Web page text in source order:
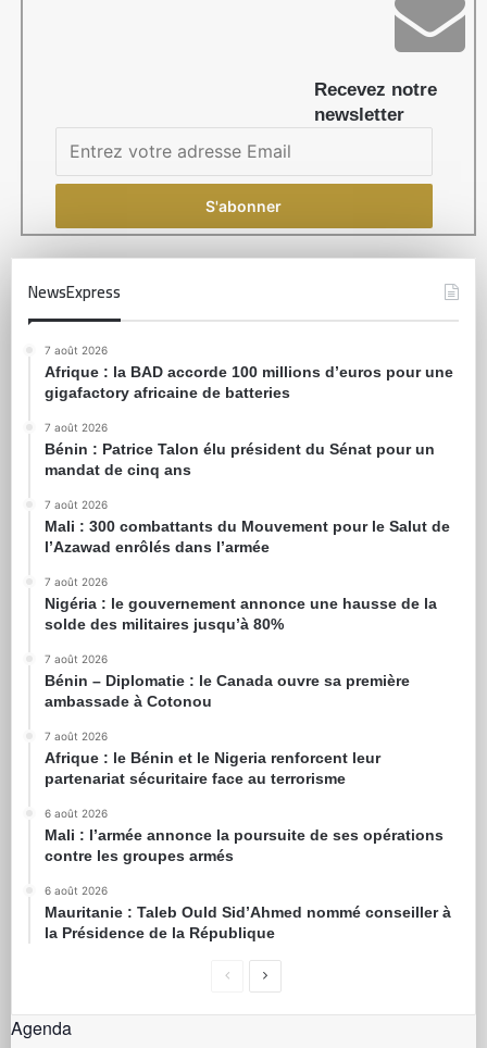
Recevez notre
newsletter
NewsExpress
7 août 2026
Afrique : la BAD accorde 100 millions d’euros pour une
gigafactory africaine de batteries
7 août 2026
Bénin : Patrice Talon élu président du Sénat pour un
mandat de cinq ans
7 août 2026
Mali : 300 combattants du Mouvement pour le Salut de
l’Azawad enrôlés dans l’armée
7 août 2026
Nigéria : le gouvernement annonce une hausse de la
solde des militaires jusqu’à 80%
7 août 2026
Bénin – Diplomatie : le Canada ouvre sa première
ambassade à Cotonou
7 août 2026
Afrique : le Bénin et le Nigeria renforcent leur
partenariat sécuritaire face au terrorisme
6 août 2026
Mali : l’armée annonce la poursuite de ses opérations
contre les groupes armés
6 août 2026
Mauritanie : Taleb Ould Sid’Ahmed nommé conseiller à
la Présidence de la République
Agenda